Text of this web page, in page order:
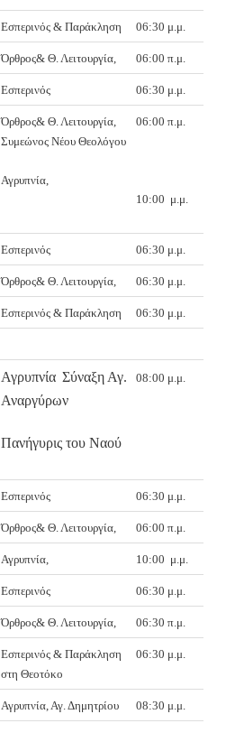
Εσπερινός & Παράκληση 06:30 μ.μ.
Όρθρος& Θ. Λειτουργία, 06:00 π.μ.
Εσπερινός 06:30 μ.μ.
Όρθρος& Θ. Λειτουργία,
Συμεώνος Νέου Θεολόγου
Αγρυπνία,
06:00 π.μ.
10:00 μ.μ.
Εσπερινός 06:30 μ.μ.
Όρθρος& Θ. Λειτουργία, 06:30 μ.μ.
Εσπερινός & Παράκληση 06:30 μ.μ.
Αγρυπνία Σύναξη Αγ.
Αναργύρων
Πανήγυρις του Ναού
08:00 μ.μ.
Εσπερινός 06:30 μ.μ.
Όρθρος& Θ. Λειτουργία, 06:00 π.μ.
Αγρυπνία, 10:00 μ.μ.
Εσπερινός 06:30 μ.μ.
Όρθρος& Θ. Λειτουργία, 06:30 π.μ.
Εσπερινός & Παράκληση
στη Θεοτόκο
06:30 μ.μ.
Αγρυπνία, Αγ. Δημητρίου 08:30 μ.μ.